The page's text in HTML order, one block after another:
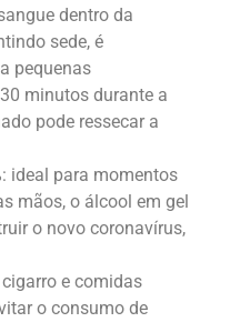
dentro da
sede, é
pequenas
minutos durante a
pode ressecar a
ideal para momentos
mãos, o álcool em gel
o novo coronavírus,
e comidas
o consumo de